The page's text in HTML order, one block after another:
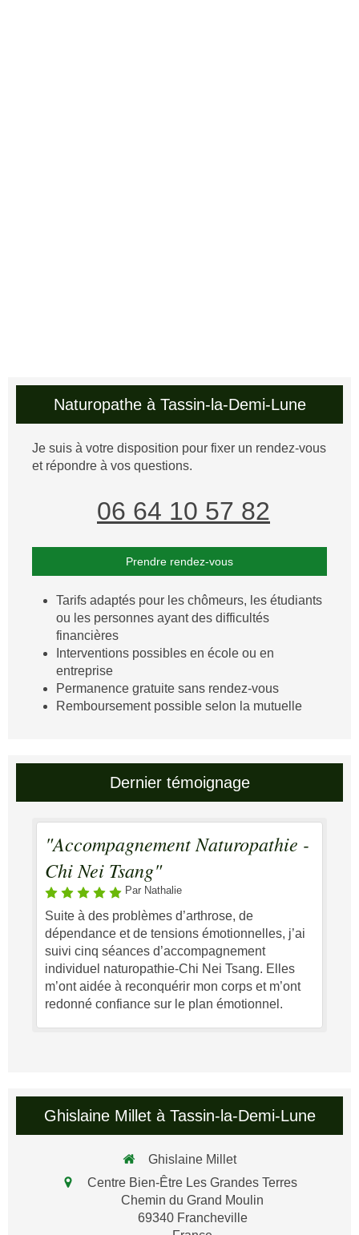
Naturopathe à Tassin-la-Demi-Lune
Je suis à votre disposition pour fixer un rendez-vous
et répondre à vos questions.
06 64 10 57 82
Prendre rendez-vous
Tarifs adaptés pour les chômeurs, les étudiants
ou les personnes ayant des difficultés
financières
Interventions possibles en école ou en
entreprise
Permanence gratuite sans rendez-vous
Remboursement possible selon la mutuelle
Dernier témoignage
"Accompagnement Naturopathie -
Chi Nei Tsang"
Par Nathalie
Suite à des problèmes d’arthrose, de
dépendance et de tensions émotionnelles, j’ai
suivi cinq séances d’accompagnement
individuel naturopathie-Chi Nei Tsang. Elles
m’ont aidée à reconquérir mon corps et m’ont
redonné confiance sur le plan émotionnel.
Ghislaine Millet à Tassin-la-Demi-Lune
Ghislaine Millet
Centre Bien-Être Les Grandes Terres
Chemin du Grand Moulin
69340 Francheville